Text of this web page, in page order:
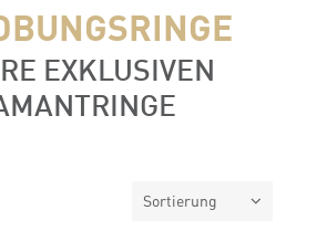
EXKLUSIVEN
Sortierung